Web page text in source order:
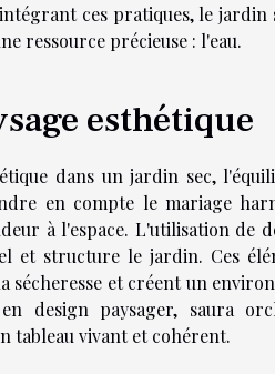
ces pratiques, le jardin
ressource précieuse : l'eau.
esthétique
dans un jardin sec,
en compte le mariage
à l'espace. L'utilisation de
et structure le jardin. Ces
sécheresse et créent un
design paysager, saura
tableau vivant et cohérent.